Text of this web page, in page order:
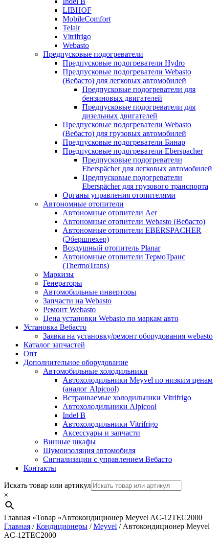
LIBHOF
MobileComfort
Telair
Vitrifrigo
Webasto
Предпусковые подогреватели
Предпусковые подогреватели Hydro
Предпусковые подогреватели Webasto
(Вебасто) для легковых автомобилей
Предпусковые подогреватели для
бензиновых двигателей
Предпусковые подогреватели для
дизельных двигателей
Предпусковые подогреватели Webasto
(Вебасто) для грузовых автомобилей
Предпусковые подогреватели Бинар
Предпусковые подогреватели Eberspacher
Предпусковые подогреватели
Eberspächer для легковых автомобилей
Предпусковые подогреватели
Eberspächer для грузового транспорта
Органы управления отопителями
Автономные отопители
Автономные отопители Аer
Автономные отопители Webasto (Вебасто)
Автономные отопители EBERSPACHER
(Эбершпехер)
Воздушный отопитель Planar
Автономные отопители ТермоТранс
(ThermoTrans)
Маркизы
Генераторы
Автомобильные инверторы
Запчасти на Webasto
Ремонт Webasto
Цена установки Webasto по маркам авто
Установка Вебасто
Заявка на установку/ремонт оборудования webasto
Каталог запчастей
Опт
Дополнительное оборудование
Автомобильные холодильники
Автохолодильники Meyvel по низким ценам
(аналог Alpicool)
Встраиваемые холодильники Vitrifrigo
Автохолодильники Alpicool
Indel B
Автохолодильники Vitrifrigo
Аксессуары и запчасти
Винные шкафы
Шумоизоляция автомобиля
Сигнализации с управлением Вебасто
Контакты
Search
Искать товар или артикул
×
Главная »Товар »Автокондиционер Meyvel AC-12TEC2000
Главная /Кондиционеры /Meyvel / Автокондиционер Meyvel
AC-12TEC2000